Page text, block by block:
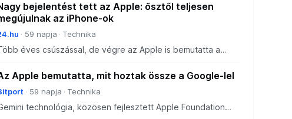
bejelentést tett az Apple: ősztől teljesen
az iPhone-ok
59 napja Technika
éves csúszással, de végre az Apple is bemutatta a
Apple bemutatta, mit hoztak össze a Google-lel
59 napja Technika
technológia, közösen fejlesztett Apple Foundation